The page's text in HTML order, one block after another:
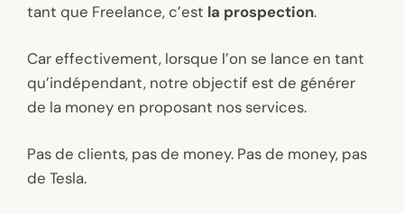
tant que Freelance, c’est la prospection.
Car effectivement, lorsque l’on se lance en tant
qu’indépendant, notre objectif est de générer
de la money en proposant nos services.
Pas de clients, pas de money. Pas de money, pas
de Tesla.